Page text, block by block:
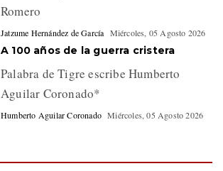
Romero
Jatzume Hernández de García Miércoles, 05 Agosto 2026
A 100 años de la guerra cristera
Palabra de Tigre escribe Humberto
Aguilar Coronado*
Humberto Aguilar Coronado Miércoles, 05 Agosto 2026